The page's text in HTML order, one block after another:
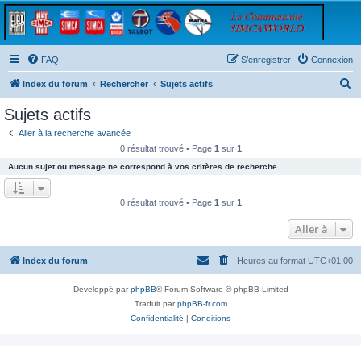
FAQ Connexion
S’enregistrer
Index du forum Rechercher Sujets actifs
e
r
Sujets actifs
Aller à la recherche avancée
0 résultat trouvé • Page 1 sur 1
Aucun sujet ou message ne correspond à vos critères de recherche.
0 résultat trouvé • Page 1 sur 1
Aller à
Index du forum Heures au format UTC+01:00
Développé parphpBB® Forum Software © phpBB Limited
Traduit parphpBB-fr.com
Confidentialité | Conditions